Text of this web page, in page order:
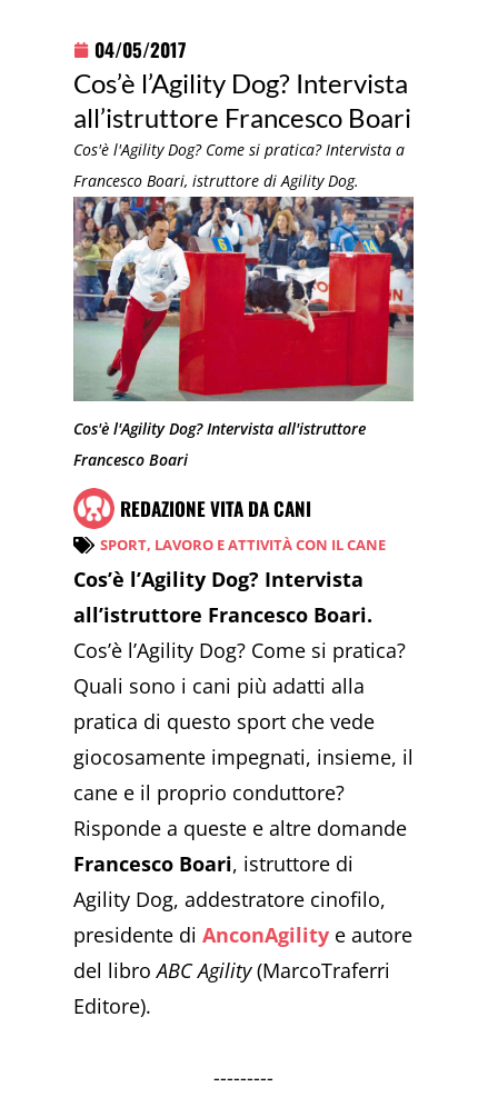
04/05/2017
Cos’è l’Agility Dog? Intervista
all’istruttore Francesco Boari
Cos'è l'Agility Dog? Come si pratica? Intervista a
Francesco Boari, istruttore di Agility Dog.
Cos'è l'Agility Dog? Intervista all'istruttore
Francesco Boari
REDAZIONE VITA DA CANI
SPORT, LAVORO E ATTIVITÀ CON IL CANE
Cos’è l’Agility Dog? Intervista
all’istruttore Francesco Boari.
Cos’è l’Agility Dog? Come si pratica?
Quali sono i cani più adatti alla
pratica di questo sport che vede
giocosamente impegnati, insieme, il
cane e il proprio conduttore?
Risponde a queste e altre domande
Francesco Boari, istruttore di
Agility Dog, addestratore cinofilo,
presidente diAnconAgility e autore
del libroABC Agility(MarcoTraferri
Editore).
---------